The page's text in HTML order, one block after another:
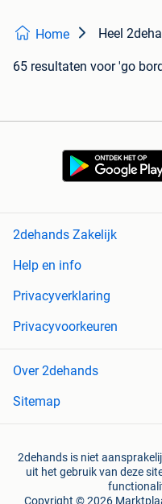
Home Heel
65 resultaten voor 'go
2dehands Zakelijk
Help en info
Privacyverklaring
Privacyvoorkeuren
Over 2dehands
Sitemap
2dehands is niet
uit het gebruik van deze
Copyright © 2026